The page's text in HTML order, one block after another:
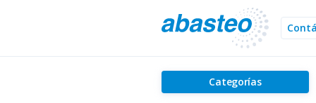
Categorías